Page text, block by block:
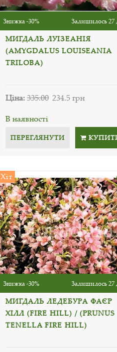
Знижка -30% Залишилось 27
МИГДАЛЬ ЛУІЗЕАНІЯ
(AMYGDALUS LOUISEANIA
TRILOBA)
Ціна:335.00 234.5 грн
В наявності
ПЕРЕГЛЯНУТИ
Хіт
Знижка -30% Залишилось 27
МИГДАЛЬ ЛЕДЕБУРА ФАЄР
ХІЛЛ (FIRE HILL) / (PRUNUS
TENELLA FIRE HILL)